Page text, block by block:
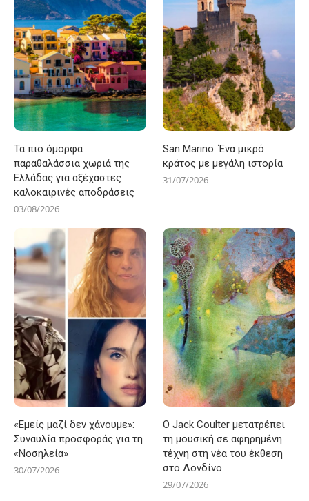
Τα πιο όμορφα
παραθαλάσσια χωριά της
Ελλάδας για αξέχαστες
καλοκαιρινές αποδράσεις
03/08/2026
San Marino: Ένα μικρό
κράτος με μεγάλη ιστορία
31/07/2026
«Εμείς μαζί δεν χάνουμε»:
Συναυλία προσφοράς για τη
«Νοσηλεία»
30/07/2026
Ο Jack Coulter μετατρέπει
τη μουσική σε αφηρημένη
τέχνη στη νέα του έκθεση
στο Λονδίνο
29/07/2026